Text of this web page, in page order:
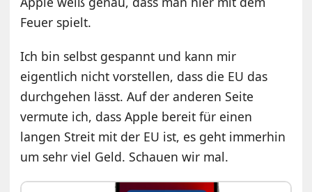
Feuer spielt.
Ich bin selbst gespannt und kann mir
eigentlich nicht vorstellen, dass die EU das
durchgehen lässt. Auf der anderen Seite
vermute ich, dass Apple bereit für einen
langen Streit mit der EU ist, es geht immerhin
um sehr viel Geld. Schauen wir mal.